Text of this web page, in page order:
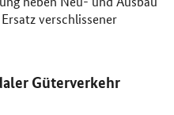
verschlissener
Güterverkehr